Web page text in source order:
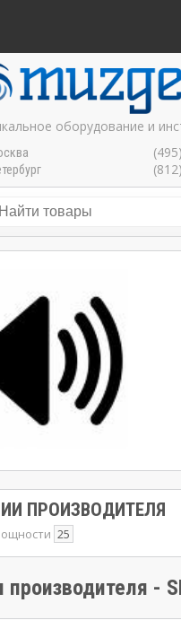
оборудование и
ПРОИЗВОДИТЕЛЯ
25
производителя -